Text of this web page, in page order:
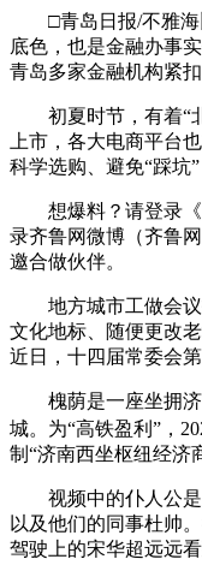
□青岛日报/不雅海
底色，也是金融办事
青岛多家金融机构紧
初夏时节，有着“北
上市，各大电商平台
科学选购、避免“踩坑
想爆料？请登录《
录齐鲁网微博（齐鲁
邀合做伙伴。
地方城市工做会议
文化地标、随便更改
近日，十四届常委会
槐荫是一座坐拥济
城。为“高铁盈利”，
制“济南西坐枢纽经济
视频中的仆人公是
以及他们的同事杜帅
驾驶上的宋华超远远